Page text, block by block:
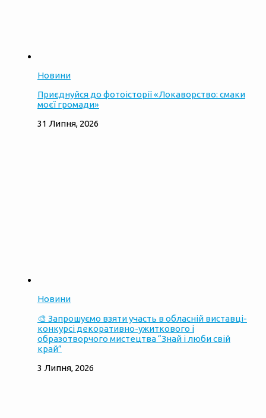
Новини
Приєднуйся до фотоісторії «Локаворство: смаки
моєї громади»
31 Липня, 2026
Новини
🎨 Запрошуємо взяти участь в обласній виставці-
конкурсі декоративно-ужиткового і
образотворчого мистецтва “Знай і люби свій
край”
3 Липня, 2026